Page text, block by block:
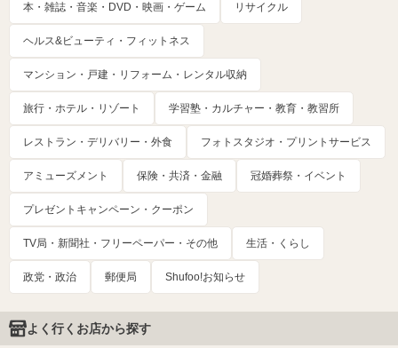
本・雑誌・音楽・DVD・映画・ゲーム リサイクル
ヘルス&ビューティ・フィットネス
マンション・戸建・リフォーム・レンタル収納
旅行・ホテル・リゾート 学習塾・カルチャー・教育・教習所
レストラン・デリバリー・外食 フォトスタジオ・プリントサービス
アミューズメント 保険・共済・金融 冠婚葬祭・イベント
プレゼントキャンペーン・クーポン
TV局・新聞社・フリーペーパー・その他 生活・くらし
政党・政治 郵便局 Shufoo!お知らせ
よく行くお店から探す